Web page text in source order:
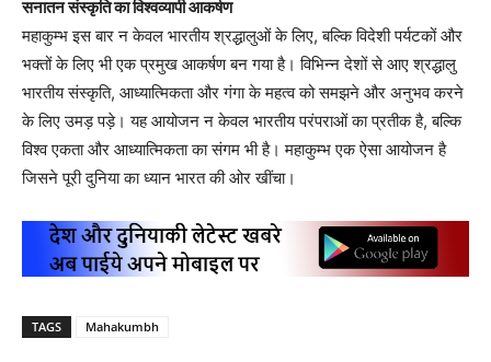
सनातन संस्कृति का विश्वव्यापी आकर्षण
महाकुम्भ इस बार न केवल भारतीय श्रद्धालुओं के लिए, बल्कि विदेशी पर्यटकों और
भक्तों के लिए भी एक प्रमुख आकर्षण बन गया है। विभिन्न देशों से आए श्रद्धालु
भारतीय संस्कृति, आध्यात्मिकता और गंगा के महत्व को समझने और अनुभव करने
के लिए उमड़ पड़े। यह आयोजन न केवल भारतीय परंपराओं का प्रतीक है, बल्कि
विश्व एकता और आध्यात्मिकता का संगम भी है। महाकुम्भ एक ऐसा आयोजन है
जिसने पूरी दुनिया का ध्यान भारत की ओर खींचा।
TAGS Mahakumbh